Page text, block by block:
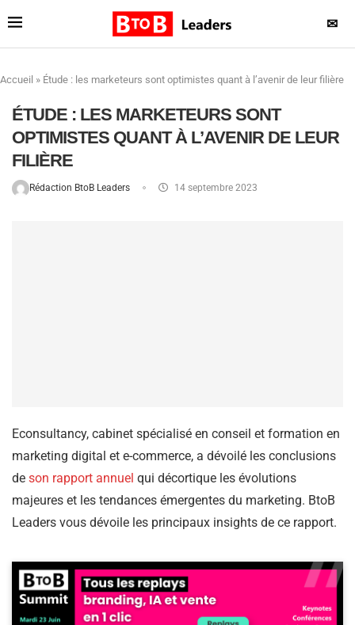
✉
Accueil » Étude : les marketeurs sont optimistes quant à l’avenir de leur filière
ÉTUDE : LES MARKETEURS SONT
OPTIMISTES QUANT À L’AVENIR DE LEUR
FILIÈRE
Rédaction BtoB Leaders 14 septembre 2023
Econsultancy, cabinet spécialisé en conseil et formation en
marketing digital et e-commerce, a dévoilé les conclusions
de son rapport annuel qui décortique les évolutions
majeures et les tendances émergentes du marketing. BtoB
Leaders vous dévoile les principaux insights de ce rapport.